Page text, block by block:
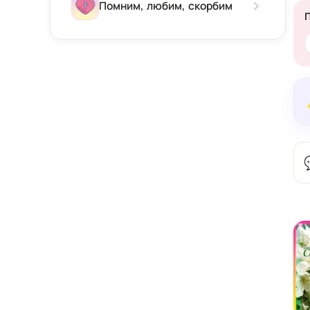
Помним, любим, скорбим